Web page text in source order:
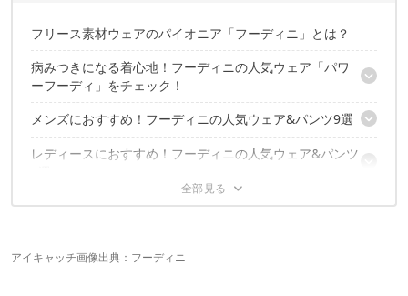
フリース素材ウェアのパイオニア「フーディニ」とは？
病みつきになる着心地！フーディニの人気ウェア「パワ
ーフーディ」をチェック！
長く着続けられるウェア
【フーディニ レディースパワーフーディ】
メンズにおすすめ！フーディニの人気ウェア&パンツ9選
【フーディニ ウーラーフーディ】
【フーディニ M'ｓ C9 Houdi】
【フーディニ ロッジパンツ / ポーラテック フリースパンツ】
レディースにおすすめ！フーディニの人気ウェア&パンツ
【フーディニ ジャケット＆ブルゾン アウター】
【フーディニ アウトライトジャケット】
フリースに自信あり！スウェーデン発のブランド「フーディ
アイキャッチ画像出典： フーディニ